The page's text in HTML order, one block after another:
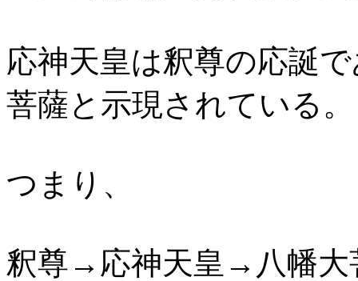
応神天皇は釈尊の応誕
菩薩と示現されている。
つまり、
釈尊→応神天皇→八幡大